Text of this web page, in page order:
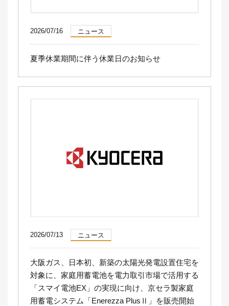
2026/07/16 ニュース
夏季休業期間に伴う休業日のお知らせ
2026/07/13 ニュース
大阪ガス、日本初、新築の太陽光発電設置住宅を
対象に、家庭用蓄電池を電力取引市場で活用する
「スマイ電池EX」の実現に向け、京セラ製家庭
用蓄電システム「Enerezza PlusⅡ」を販売開始